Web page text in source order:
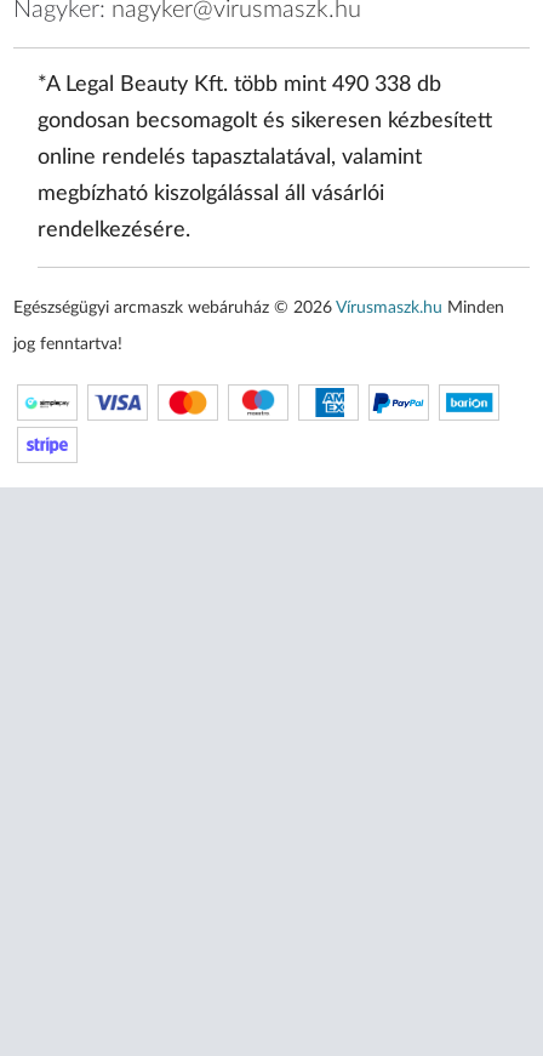
Nagyker: nagyker@virusmaszk.hu
*A Legal Beauty Kft. több mint 490 338 db
gondosan becsomagolt és sikeresen kézbesített
online rendelés tapasztalatával, valamint
megbízható kiszolgálással áll vásárlói
rendelkezésére.
Egészségügyi arcmaszk webáruház © 2026Vírusmaszk.hu Minden
jog fenntartva!